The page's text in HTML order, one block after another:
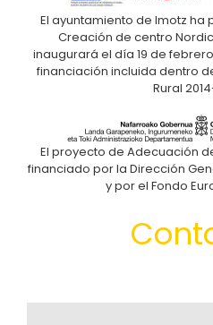
El ayuntamiento de Imotz
Creación de centro
inaugurará el día 19 de
financiación incluida dentro
Rural
El proyecto de Adecuación
financiado por la Dirección
y por el Fondo